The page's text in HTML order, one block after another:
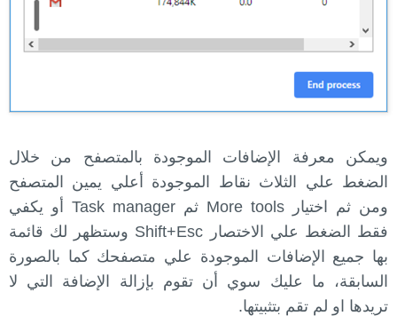
ويمكن معرفة الإضافات الموجودة بالمتصفح من خلال
الضغط علي الثلاث نقاط الموجودة أعلي يمين المتصفح
ومن ثم اختيار More tools ثم Task manager أو يكفي
فقط الضغط علي الاختصار Shift+Esc وستظهر لك قائمة
بها جميع الإضافات الموجودة علي متصفحك كما بالصورة
السابقة، ما عليك سوي أن تقوم بإزالة الإضافة التي لا
تريدها او لم تقم بتثبيتها.